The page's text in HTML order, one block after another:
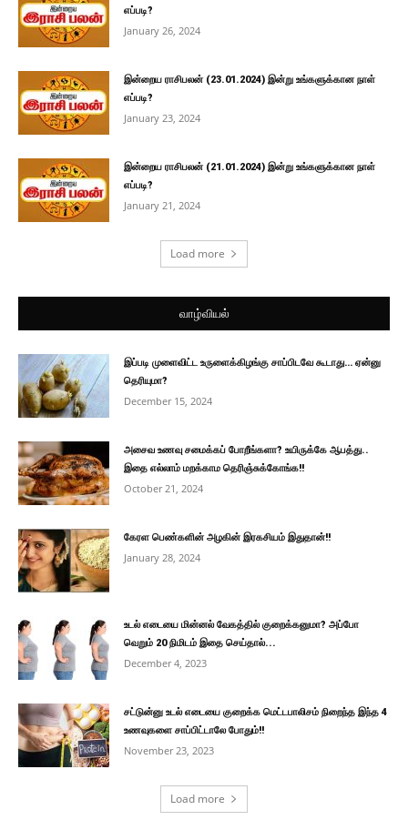
எப்படி?
January 26, 2024
இன்றைய ராசிபலன் (23.01.2024) இன்று உங்களுக்கான நாள்
எப்படி?
January 23, 2024
இன்றைய ராசிபலன் (21.01.2024) இன்று உங்களுக்கான நாள்
எப்படி?
January 21, 2024
Load more
வாழ்வியல்
இப்படி முளைவிட்ட உருளைக்கிழங்கு சாப்பிடவே கூடாது… ஏன்னு
தெரியுமா?
December 15, 2024
அசைவ உணவு சமைக்கப் போறீங்களா? உயிருக்கே ஆபத்து..
இதை எல்லாம் மறக்காம தெரிஞ்சுக்கோங்க!!
October 21, 2024
கேரள பெண்களின் அழகின் இரகசியம் இதுதான்!!
January 28, 2024
உடல் எடையை மின்னல் வேகத்தில் குறைக்கனுமா? அப்போ
வெறும் 20 நிமிடம் இதை செய்தால்...
December 4, 2023
சட்டுன்னு உடல் எடையை குறைக்க மெட்டபாலிசம் நிறைந்த இந்த 4
உணவுகளை சாப்பிட்டாலே போதும்!!
November 23, 2023
Load more